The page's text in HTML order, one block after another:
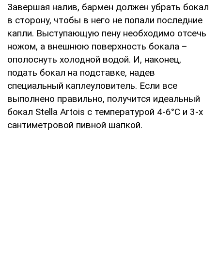
Завершая налив, бармен должен убрать бокал
в сторону, чтобы в него не попали последние
капли. Выступающую пену необходимо отсечь
ножом, а внешнюю поверхность бокала –
ополоснуть холодной водой. И, наконец,
подать бокал на подставке, надев
специальный каплеуловитель. Если все
выполнено правильно, получится идеальный
бокал Stella Artois с температурой 4-6°С и 3-х
сантиметровой пивной шапкой.